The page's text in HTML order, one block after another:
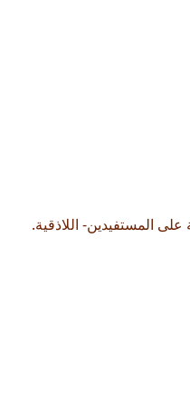
على المستفيدين- اللاذقية.